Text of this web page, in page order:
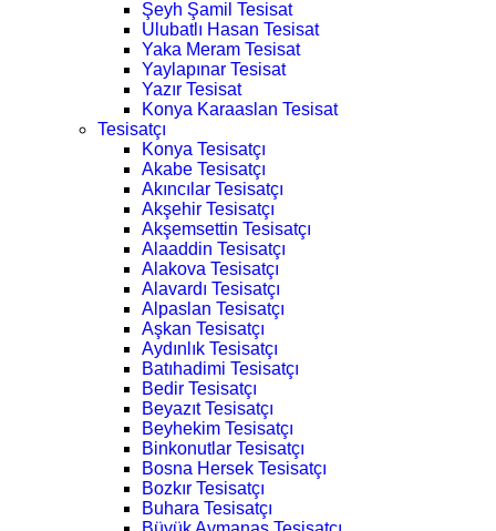
Şeyh Şamil Tesisat
Ulubatlı Hasan Tesisat
Yaka Meram Tesisat
Yaylapınar Tesisat
Yazır Tesisat
Konya Karaaslan Tesisat
Tesisatçı
Konya Tesisatçı
Akabe Tesisatçı
Akıncılar Tesisatçı
Akşehir Tesisatçı
Akşemsettin Tesisatçı
Alaaddin Tesisatçı
Alakova Tesisatçı
Alavardı Tesisatçı
Alpaslan Tesisatçı
Aşkan Tesisatçı
Aydınlık Tesisatçı
Batıhadimi Tesisatçı
Bedir Tesisatçı
Beyazıt Tesisatçı
Beyhekim Tesisatçı
Binkonutlar Tesisatçı
Bosna Hersek Tesisatçı
Bozkır Tesisatçı
Buhara Tesisatçı